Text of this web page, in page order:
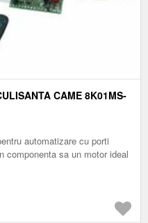
CAME 8K01MS-
automatizare cu porti
componenta sa un motor ideal